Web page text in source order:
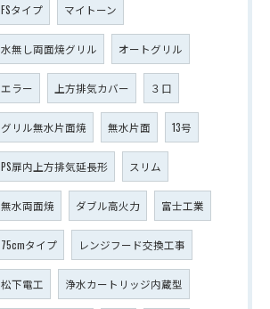
FSタイプ マイトーン
水無し両面焼グリル オートグリル
エラー 上方排気カバー ３口
グリル無水片面焼 無水片面 13号
PS扉内上方排気延長形 スリム
無水両面焼 ダブル高火力 富士工業
75cmタイプ レンジフード交換工事
松下電工 浄水カートリッジ内蔵型